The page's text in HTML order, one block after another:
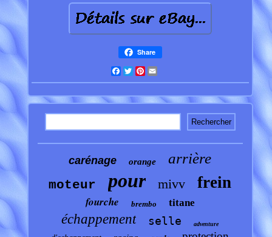
Share
Facebook
TwitterPinterest
carénage orange arrière
moteur pour mivv frein
fourche brembo titane
échappement selle adventure